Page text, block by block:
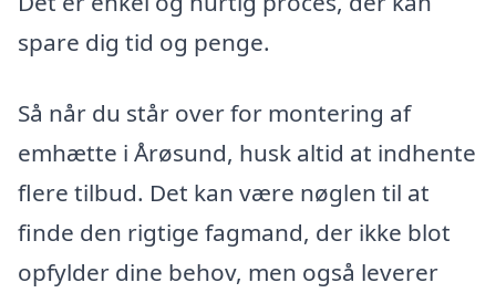
spare dig tid og penge.
Så når du står over for montering af
emhætte i Årøsund, husk altid at indhente
flere tilbud. Det kan være nøglen til at
finde den rigtige fagmand, der ikke blot
opfylder dine behov, men også leverer